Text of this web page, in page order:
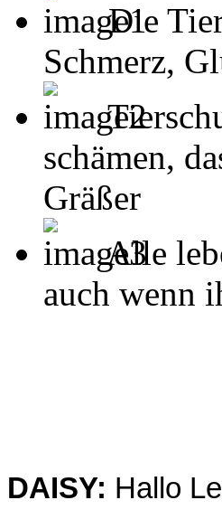
Die
Schmerz,
schämen,
Gräßer
Alle
auch wenn
DAISY: Hallo